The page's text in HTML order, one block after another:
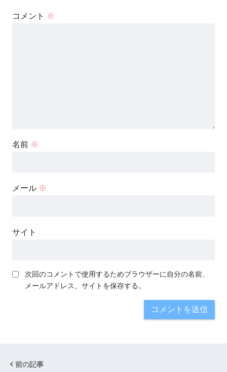
コメント ※
名前 ※
メール ※
サイト
次回のコメントで使用するためブラウザーに自分の名前、
メールアドレス、サイトを保存する。
前の記事